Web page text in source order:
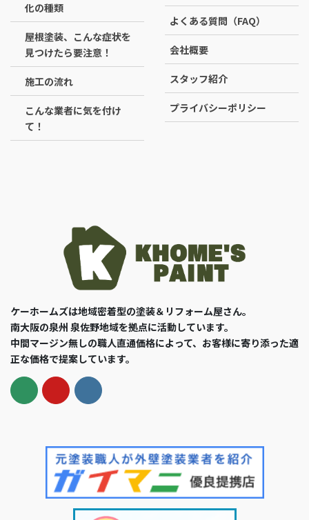
化の種類
屋根塗装、こんな症状を
見つけたら要注意！
施工の流れ
こんな業者に気を付け
て！
よくある質問（FAQ）
会社概要
スタッフ紹介
プライバシーポリシー
ケーホームズは地域密着型の塗装＆リフォーム屋さん。
南大阪の泉州 泉佐野地域を拠点に活動しています。
中間マージン無しの職人直通価格によって、お客様に寄り添った適
正な価格で提案しています。